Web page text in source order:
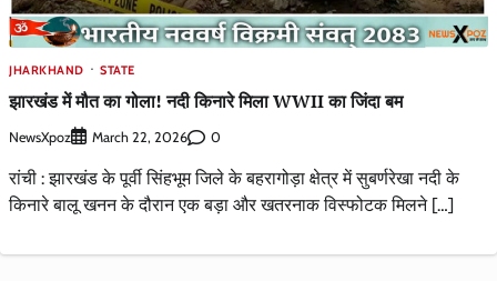
JHARKHAND STATE
झारखंड में मौत का गोला! नदी किनारे मिला WWII का जिंदा बम
NewsXpoz March 22, 2026 0
रांची : झारखंड के पूर्वी सिंहभूम जिले के बहरागोड़ा क्षेत्र में सुबर्णरेखा नदी के
किनारे बालू खनन के दौरान एक बड़ा और खतरनाक विस्फोटक मिलने […]